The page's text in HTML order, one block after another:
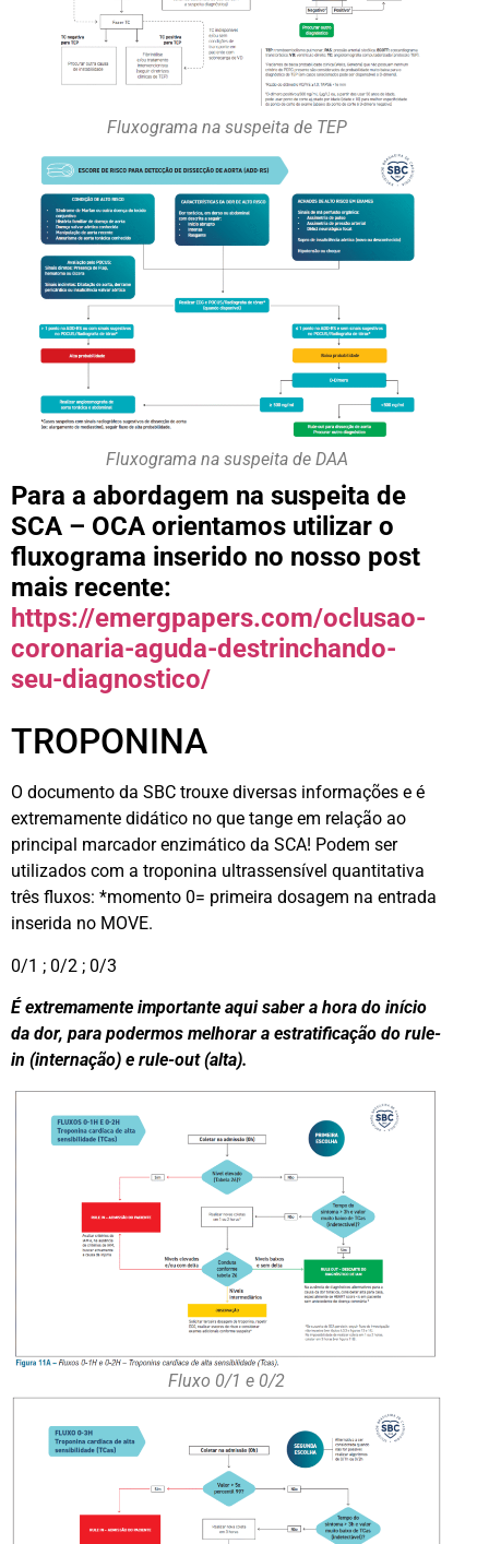
Fluxograma na suspeita de TEP
Fluxograma na suspeita de DAA
Para a abordagem na suspeita de
SCA – OCA orientamos utilizar o
fluxograma inserido no nosso post
mais recente:
https://emergpapers.com/oclusao-
coronaria-aguda-destrinchando-
seu-diagnostico/
TROPONINA
O documento da SBC trouxe diversas informações e é
extremamente didático no que tange em relação ao
principal marcador enzimático da SCA! Podem ser
utilizados com a troponina ultrassensível quantitativa
três fluxos: *momento 0= primeira dosagem na entrada
inserida no MOVE.
0/1 ; 0/2 ; 0/3
É extremamente importante aqui saber a hora do início
da dor, para podermos melhorar a estratificação do rule-
in (internação) e rule-out (alta).
Fluxo 0/1 e 0/2